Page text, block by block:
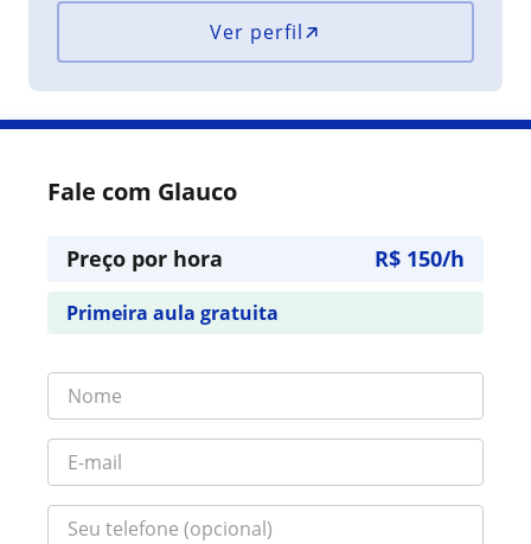
Ver perfil
Fale com Glauco
Preço por hora R$ 150/h
Primeira aula gratuita